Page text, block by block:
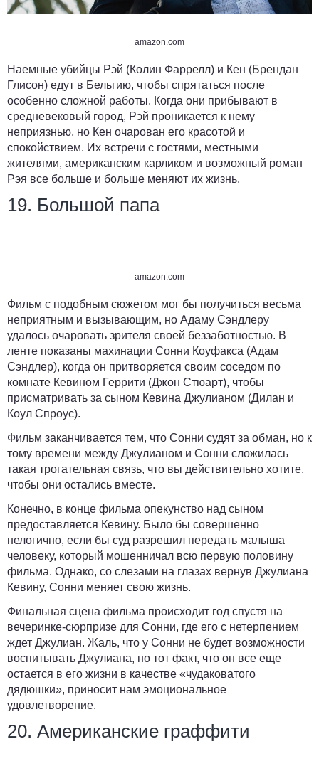
amazon.com
Наемные убийцы Рэй (Колин Фаррелл) и Кен (Брендан
Глисон) едут в Бельгию, чтобы спрятаться после
особенно сложной работы. Когда они прибывают в
средневековый город, Рэй проникается к нему
неприязнью, но Кен очарован его красотой и
спокойствием. Их встречи с гостями, местными
жителями, американским карликом и возможный роман
Рэя все больше и больше меняют их жизнь.
19. Большой папа
amazon.com
Фильм с подобным сюжетом мог бы получиться весьма
неприятным и вызывающим, но Адаму Сэндлеру
удалось очаровать зрителя своей беззаботностью. В
ленте показаны махинации Сонни Коуфакса (Адам
Сэндлер), когда он притворяется своим соседом по
комнате Кевином Геррити (Джон Стюарт), чтобы
присматривать за сыном Кевина Джулианом (Дилан и
Коул Спроус).
Фильм заканчивается тем, что Сонни судят за обман, но к
тому времени между Джулианом и Сонни сложилась
такая трогательная связь, что вы действительно хотите,
чтобы они остались вместе.
Конечно, в конце фильма опекунство над сыном
предоставляется Кевину. Было бы совершенно
нелогично, если бы суд разрешил передать малыша
человеку, который мошенничал всю первую половину
фильма. Однако, со слезами на глазах вернув Джулиана
Кевину, Сонни меняет свою жизнь.
Финальная сцена фильма происходит год спустя на
вечеринке-сюрпризе для Сонни, где его с нетерпением
ждет Джулиан. Жаль, что у Сонни не будет возможности
воспитывать Джулиана, но тот факт, что он все еще
остается в его жизни в качестве «чудаковатого
дядюшки», приносит нам эмоциональное
удовлетворение.
20. Американские граффити